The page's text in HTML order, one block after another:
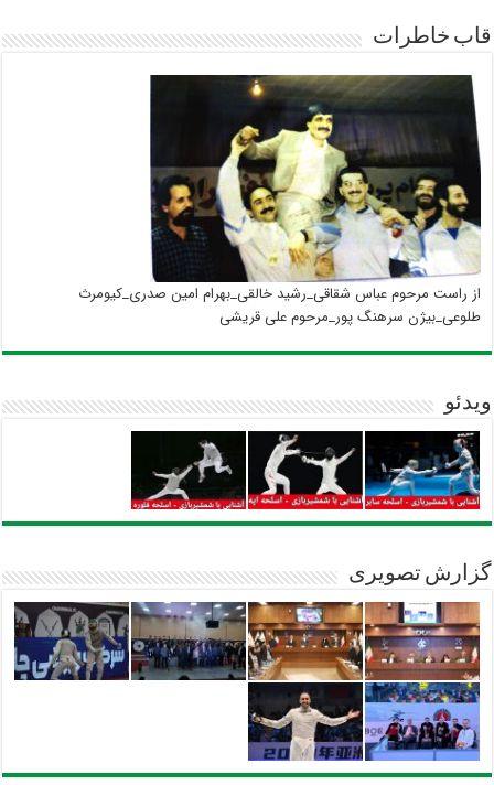
قاب خاطرات
از راست مرحوم عباس شقاقی_رشید خالقی_بهرام امین صدری_کیومرث
طلوعی_بیژن سرهنگ پور_مرحوم علی قریشی
ویدئو
گزارش تصویری